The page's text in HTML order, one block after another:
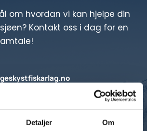
Detaljer Om
om hvordan vi kan hjelpe din
Kontakt oss i dag for en